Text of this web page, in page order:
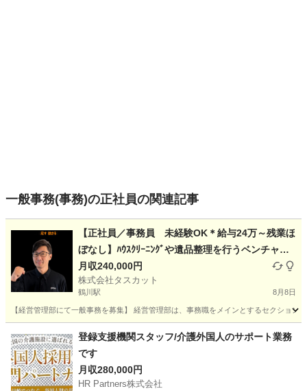
一般事務(事務)の正社員の関連記事
【正社員／事務員 未経験OK＊給与24万～残業ほ
ぼなし】ﾊｳｽｸﾘｰﾆﾝｸﾞや遺品整理を行うベンチャー
企業
月収240,000円
株式会社タスカット
鶴川駅 8月8日
【経営管理部にて一般事務を募集】 経営管理部は、事務職をメインとするセクショ
鶴川駅 事務
登録支援機関スタッフ/介護外国人のサポート業務
です
月収280,000円
HR Partners株式会社